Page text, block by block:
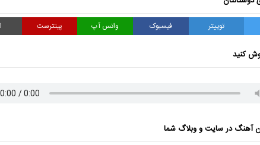
توییتر فیسبوک واتس آپ پینترست
کنید
آهنگ در سایت و وبلاگ شما